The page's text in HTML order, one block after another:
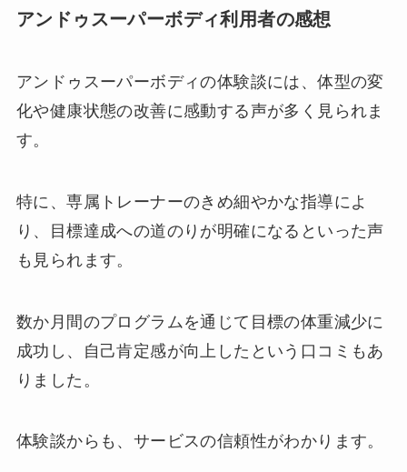
アンドゥスーパーボディ利用者の感想
アンドゥスーパーボディの体験談には、体型の変
化や健康状態の改善に感動する声が多く見られま
す。
特に、専属トレーナーのきめ細やかな指導によ
り、目標達成への道のりが明確になるといった声
も見られます。
数か月間のプログラムを通じて目標の体重減少に
成功し、自己肯定感が向上したという口コミもあ
りました。
体験談からも、サービスの信頼性がわかります。